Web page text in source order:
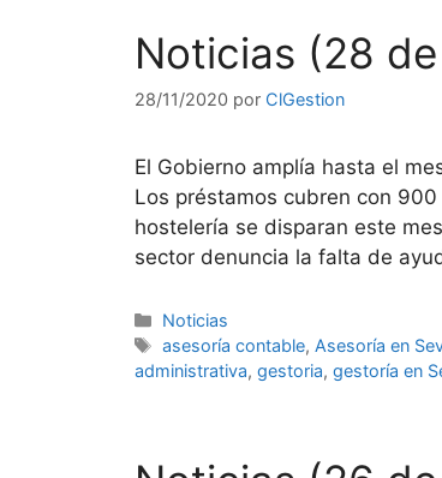
Noticias (28
28/11/2020 por ClGestion
El Gobierno amplía hasta el
Los préstamos cubren con
hostelería se disparan este
sector denuncia la falta de
Categorías
Noticias
Etiquetas
asesoría contable, Asesoría en
administrativa, gestoria, gestoría en